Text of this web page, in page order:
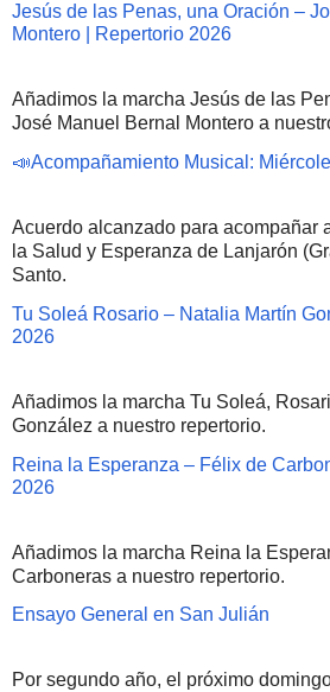
Jesús de las Penas, una Oración –
Montero | Repertorio 2026
Añadimos la marcha Jesús de las
José Manuel Bernal Montero a
📣Acompañamiento Musical:
Acuerdo alcanzado para acompañar
la Salud y Esperanza de Lanjarón
Santo.
Tu Soleá Rosario – Natalia Martín
2026
Añadimos la marcha Tu Soleá,
González a nuestro repertorio.
Reina la Esperanza – Félix de
2026
Añadimos la marcha Reina la
Carboneras a nuestro repertorio.
Ensayo General en San Julián
Por segundo año, el próximo